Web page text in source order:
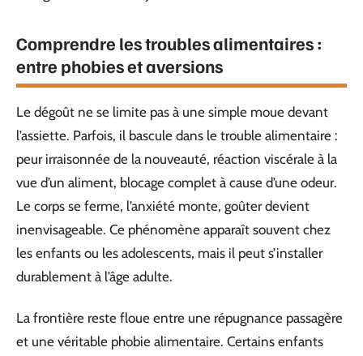
Comprendre les troubles alimentaires :
entre phobies et aversions
Le dégoût ne se limite pas à une simple moue devant
l’assiette. Parfois, il bascule dans le trouble alimentaire :
peur irraisonnée de la nouveauté, réaction viscérale à la
vue d’un aliment, blocage complet à cause d’une odeur.
Le corps se ferme, l’anxiété monte, goûter devient
inenvisageable. Ce phénomène apparaît souvent chez
les enfants ou les adolescents, mais il peut s’installer
durablement à l’âge adulte.
La frontière reste floue entre une répugnance passagère
et une véritable phobie alimentaire. Certains enfants